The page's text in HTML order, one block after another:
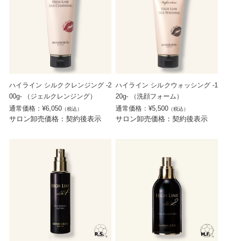
ハイライン シルククレンジング -2
00g- （ジェルクレンジング）
通常価格：¥6,050（税込）
サロン卸売価格：契約後表示
ハイライン シルクウォッシング -1
20g- （洗顔フォーム）
通常価格：¥5,500 （税込）
サロン卸売価格：契約後表示